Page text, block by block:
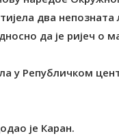
два
да је ријеч о
у Републичком
је Каран.